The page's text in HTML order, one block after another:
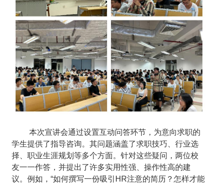
本次宣讲会通过设置互动问答环节，为意向求职的
学生提供了指导咨询。其问题涵盖了求职技巧、行业选
择、职业生涯规划等多个方面。针对这些疑问，两位校
友一一作答，并提出了许多实用性强、操作性高的建
议。例如，“如何撰写一份吸引HR注意的简历？怎样才能